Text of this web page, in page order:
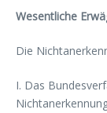
Wesentliche
Die
I. Das